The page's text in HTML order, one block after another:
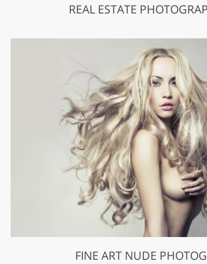
REAL ESTATE
FINE ART NUDE